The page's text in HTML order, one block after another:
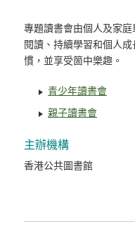
專題讀書會由個人及家
閱讀、持續學習和個人
慣，並享受箇中樂趣。
青少年讀書會
親子讀書會
主辦機構
香港公共圖書館